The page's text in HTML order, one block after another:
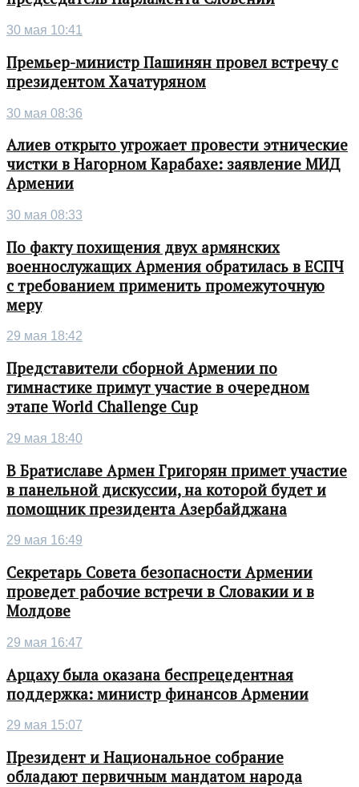
30 мая 10:41
Премьер-министр Пашинян провел встречу с
президентом Хачатуряном
30 мая 08:36
Алиев открыто угрожает провести этнические
чистки в Нагорном Карабахе: заявление МИД
Армении
30 мая 08:33
По факту похищения двух армянских
военнослужащих Армения обратилась в ЕСПЧ
с требованием применить промежуточную
меру
29 мая 18:42
Представители сборной Армении по
гимнастике примут участие в очередном
этапе World Challenge Cup
29 мая 18:40
В Братиславе Армен Григорян примет участие
в панельной дискуссии, на которой будет и
помощник президента Азербайджана
29 мая 16:49
Секретарь Совета безопасности Армении
проведет рабочие встречи в Словакии и в
Молдове
29 мая 16:47
Арцаху была оказана беспрецедентная
поддержка: министр финансов Армении
29 мая 15:07
Президент и Национальное собрание
обладают первичным мандатом народа